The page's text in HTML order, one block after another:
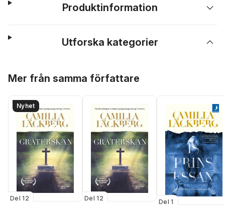
Produktinformation
Utforska kategorier
Mer från samma författare
Nyhet
Del 12 Del 12 Del 1